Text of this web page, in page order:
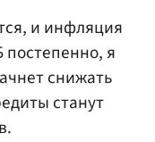
и инфляция
постепенно, я
снижать
станут